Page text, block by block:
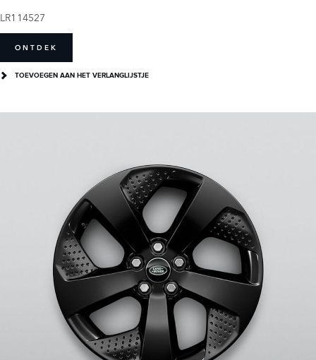
LR114527
ONTDEK
TOEVOEGEN AAN HET VERLANGLIJSTJE